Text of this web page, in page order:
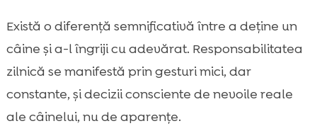
Există o diferență semnificativă între a deține un
câine și a-l îngriji cu adevărat. Responsabilitatea
zilnică se manifestă prin gesturi mici, dar
constante, și decizii consciente de nevoile reale
ale câinelui, nu de aparențe.